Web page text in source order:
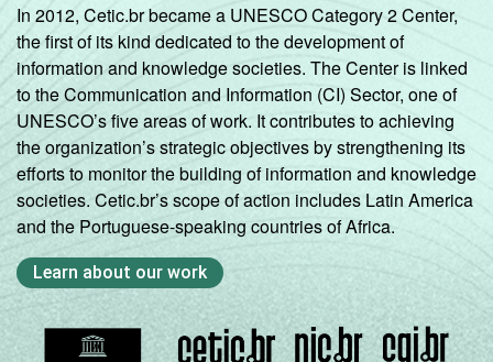
In 2012, Cetic.br became a UNESCO Category 2 Center,
the first of its kind dedicated to the development of
information and knowledge societies. The Center is linked
to the Communication and Information (CI) Sector, one of
UNESCO’s five areas of work. It contributes to achieving
the organization’s strategic objectives by strengthening its
efforts to monitor the building of information and knowledge
societies. Cetic.br’s scope of action includes Latin America
and the Portuguese-speaking countries of Africa.
Learn about our work